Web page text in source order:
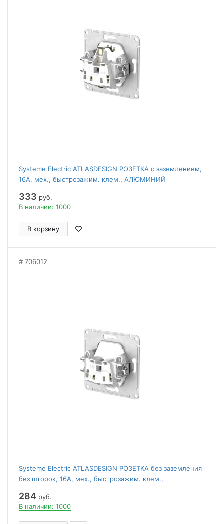
Systeme Electric ATLASDESIGN РОЗЕТКА с заземлением,
16А, мех., быстрозажим. клем., АЛЮМИНИЙ
333 руб.
В наличии: 1000
В корзину
706012
Systeme Electric ATLASDESIGN РОЗЕТКА без заземления
без шторок, 16А, мех., быстрозажим. клем.,
284 руб.
В наличии: 1000